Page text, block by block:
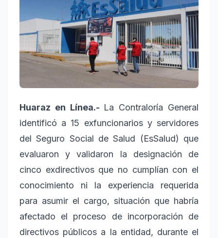
Huaraz en Línea.- La Contraloría General
identificó a 15 exfuncionarios y servidores
del Seguro Social de Salud (EsSalud) que
evaluaron y validaron la designación de
cinco exdirectivos que no cumplían con el
conocimiento ni la experiencia requerida
para asumir el cargo, situación que habría
afectado el proceso de incorporación de
directivos públicos a la entidad, durante el